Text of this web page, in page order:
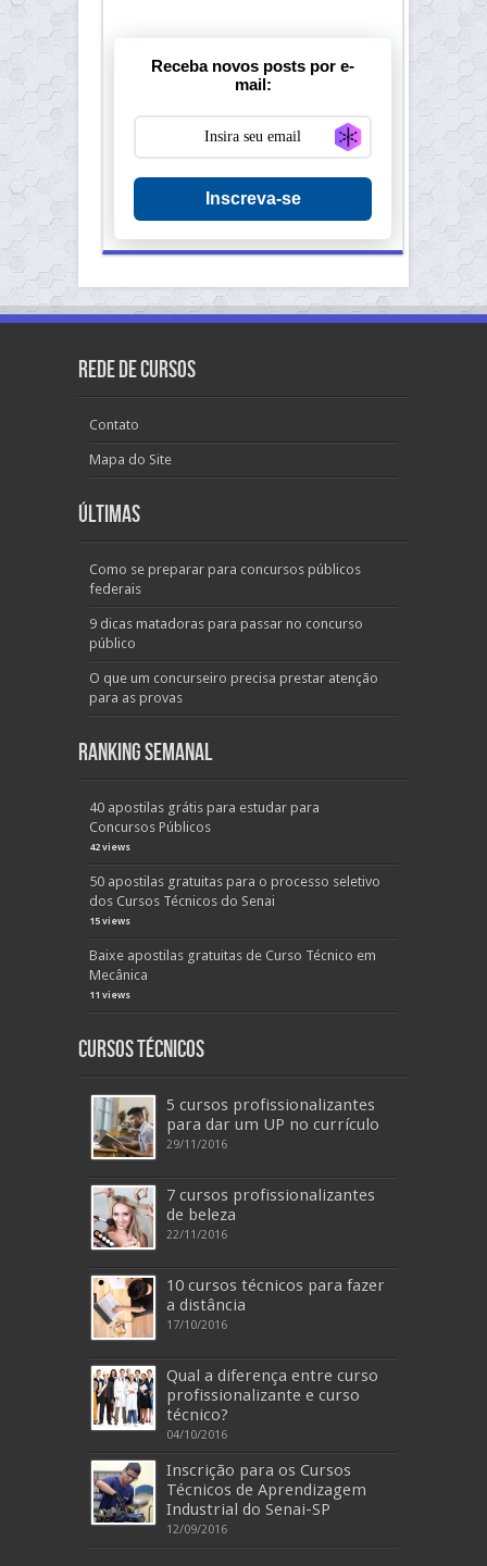
Receba novos posts por e-
mail:
Generate new
Inscreva-se
Rede de Cursos
Contato
Mapa do Site
Últimas
Como se preparar para concursos públicos
federais
9 dicas matadoras para passar no concurso
público
O que um concurseiro precisa prestar atenção
para as provas
Ranking Semanal
40 apostilas grátis para estudar para
Concursos Públicos
42 views
50 apostilas gratuitas para o processo seletivo
dos Cursos Técnicos do Senai
15 views
Baixe apostilas gratuitas de Curso Técnico em
Mecânica
11 views
Cursos Técnicos
5 cursos profissionalizantes
para dar um UP no currículo
29/11/2016
7 cursos profissionalizantes
de beleza
22/11/2016
10 cursos técnicos para fazer
a distância
17/10/2016
Qual a diferença entre curso
profissionalizante e curso
técnico?
04/10/2016
Inscrição para os Cursos
Técnicos de Aprendizagem
Industrial do Senai-SP
12/09/2016